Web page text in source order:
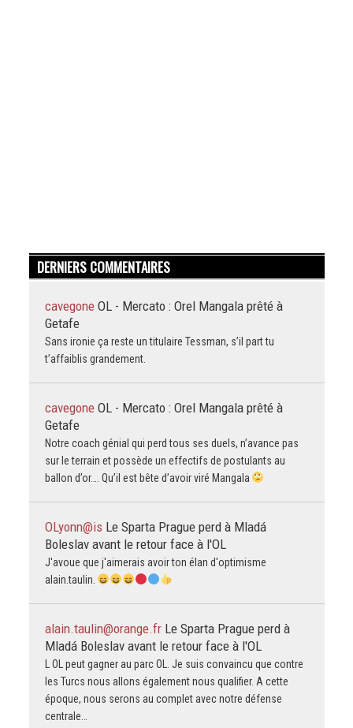
DERNIERS COMMENTAIRES
cavegone OL - Mercato : Orel Mangala prêté à
Getafe
Sans ironie ça reste un titulaire Tessman, s’il part tu
t’affaiblis grandement.
cavegone OL - Mercato : Orel Mangala prêté à
Getafe
Notre coach génial qui perd tous ses duels, n’avance pas
sur le terrain et possède un effectifs de postulants au
ballon d’or…. Qu’il est bête d’avoir viré Mangala
OLyonn@is Le Sparta Prague perd à Mladá
Boleslav avant le retour face à l'OL
J'avoue que j'aimerais avoir ton élan d'optimisme
alain.taulin.
alain.taulin@orange.fr Le Sparta Prague perd à
Mladá Boleslav avant le retour face à l'OL
L OL peut gagner au parc OL. Je suis convaincu que contre
les Turcs nous allons également nous qualifier. A cette
époque, nous serons au complet avec notre défense
centrale…